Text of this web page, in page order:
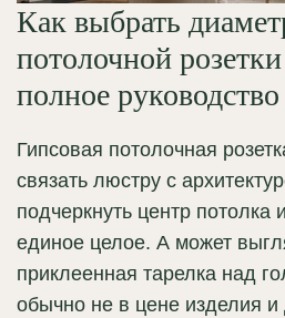
Как выбрать
потолочной
полное руководство
Гипсовая потолочная
связать люстру с
подчеркнуть центр потолка
единое целое. А может
приклеенная тарелка над
обычно не в цене изделия